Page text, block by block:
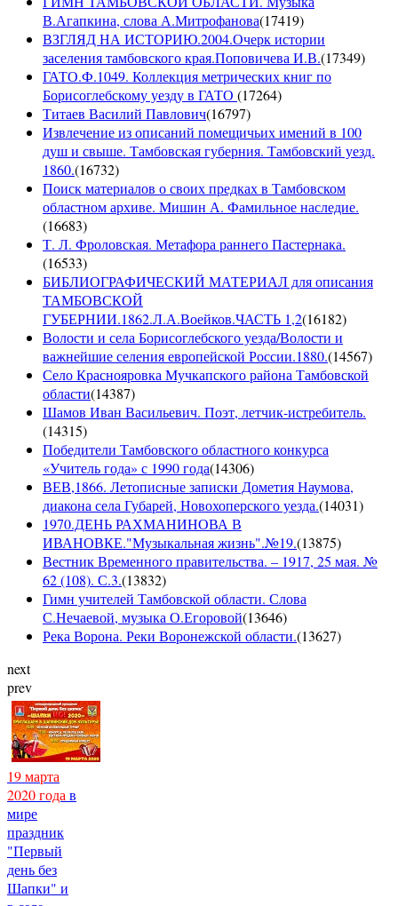
В.Агапкина, слова А.Митрофанова(17419)
ВЗГЛЯД НА ИСТОРИЮ.2004.Очерк истории
заселения тамбовского края.Поповичева И.В.(17349)
ГАТО.Ф.1049. Коллекция метрических книг по
Борисоглебскому уезду в ГАТО (17264)
Титаев Василий Павлович(16797)
Извлечение из описаний помещичьих имений в 100
душ и свыше. Тамбовская губерния. Тамбовский уезд.
1860.(16732)
Поиск материалов о своих предках в Тамбовском
областном архиве. Мишин А. Фамильное наследие.
(16683)
Т. Л. Фроловская. Метафора раннего Пастернака.
(16533)
БИБЛИОГРАФИЧЕСКИЙ МАТЕРИАЛ для описания
ТАМБОВСКОЙ
ГУБЕРНИИ.1862.Л.А.Воейков.ЧАСТЬ 1,2(16182)
Волости и села Борисоглебского уезда/Волости и
важнейшие селения европейской России.1880.(14567)
Село Краснояровка Мучкапского района Тамбовской
области(14387)
Шамов Иван Васильевич. Поэт, летчик-истребитель.
(14315)
Победители Тамбовского областного конкурса
«Учитель года» с 1990 года(14306)
ВЕВ,1866. Летописные записки Дометия Наумова,
диакона села Губарей, Новохоперского уезда.(14031)
1970.ДЕНЬ РАХМАНИНОВА В
ИВАНОВКЕ."Музыкальная жизнь".№19.(13875)
Вестник Временного правительства. – 1917, 25 мая. №
62 (108). С.3.(13832)
Гимн учителей Тамбовской области. Слова
С.Нечаевой, музыка О.Егоровой(13646)
Река Ворона. Реки Воронежской области.(13627)
next
prev
19 марта
2020 года в
мире
праздник
"Первый
день без
Шапки" и